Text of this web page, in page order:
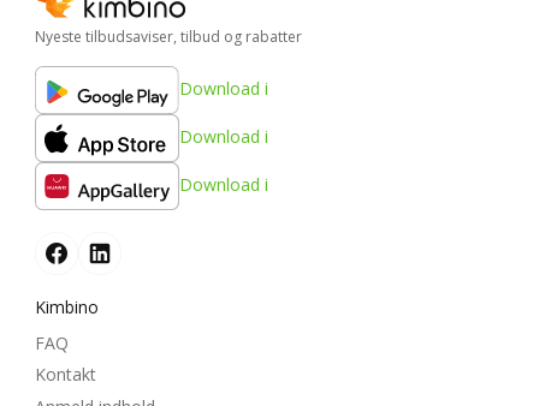
Nyeste tilbudsaviser, tilbud og rabatter
Download i
Download i
Download i
Kimbino
FAQ
Kontakt